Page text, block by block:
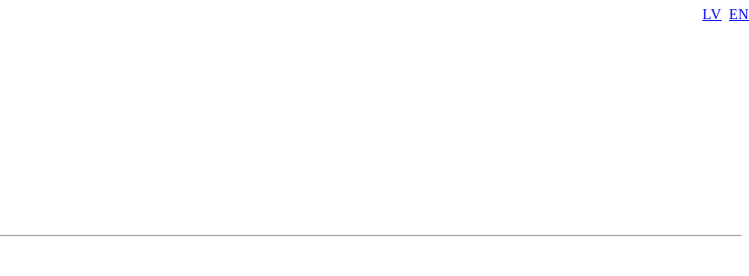
LV EN